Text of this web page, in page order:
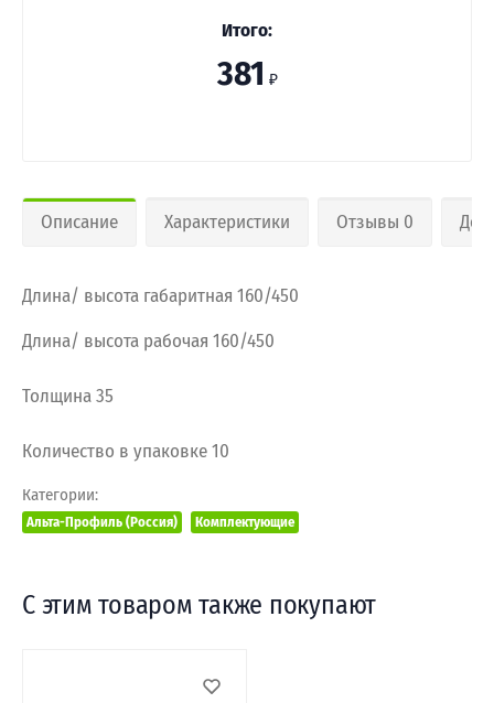
Итого:
381 ₽
Описание Характеристики Отзывы 0
Длина/ высота габаритная 160/450
Длина/ высота рабочая 160/450
Толщина 35
Количество в упаковке 10
Категории:
Альта-Профиль (Россия) Комплектующие
С этим товаром также покупают